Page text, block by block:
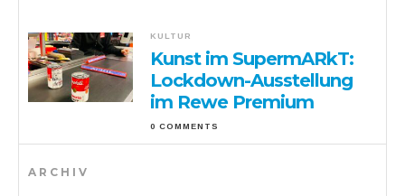
KULTUR
Kunst im SupermARkT:
Lockdown-Ausstellung
im Rewe Premium
0 COMMENTS
ARCHIV